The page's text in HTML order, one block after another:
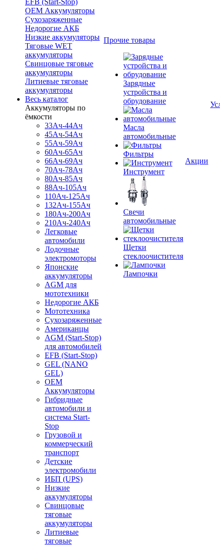
EFB (Start-Stop)
OEM Аккумуляторы
Сухозаряженные
Недорогие АКБ
Низкие аккумуляторы
Тяговые WET
аккумуляторы
Свинцовые тяговые
аккумуляторы
Литиевые тяговые
аккумуляторы
Весь каталог
Аккумуляторы по
ёмкости
33Ач-44Ач
45Ач-54Ач
55Ач-59Ач
60Ач-65Ач
66Ач-69Ач
70Ач-78Ач
80Ач-85Ач
88Ач-105Ач
110Ач-125Ач
132Ач-155Ач
180Ач-200Ач
210Ач-240Ач
Легковые
автомобили
Лодочные
электромоторы
Японские
аккумуляторы
AGM для
мототехники
Недорогие АКБ
Мототехника
Сухозаряженные
Американцы
AGM (Start-Stop)
для автомобилей
EFB (Start-Stop)
GEL (NANO
GEL)
OEM
Аккумуляторы
Гибридные
автомобили и
система Start-
Stop
Грузовой и
коммерческий
транспорт
Детские
электромобили
ИБП (UPS)
Низкие
аккумуляторы
Свинцовые
тяговые
аккумуляторы
Литиевые
тяговые
Прочие товары
Зарядные
устройства и
обрудование
Масла
автомобильные
Фильтры
Инструмент
Свечи
автомобильные
Щетки
стеклоочистителя
Лампочки
Акции